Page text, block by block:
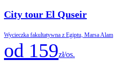
City tour El Quseir
Wycieczka fakultatywna z Egiptu, Marsa Alam
od 159zł/os.